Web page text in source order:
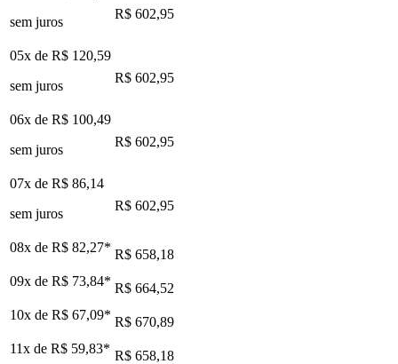
sem juros
R$ 602,95
05x de R$ 120,59
sem juros
R$ 602,95
06x de R$ 100,49
sem juros
R$ 602,95
07x de R$ 86,14
sem juros
R$ 602,95
08x de R$ 82,27* R$ 658,18
09x de R$ 73,84* R$ 664,52
10x de R$ 67,09* R$ 670,89
11x de R$ 59,83* R$ 658,18